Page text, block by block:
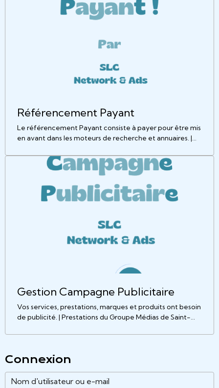
Référencement Payant
Le référencement Payant consiste à payer pour être mis
en avant dans les moteurs de recherche et annuaires. |
Gestion Campagne Publicitaire
Vos services, prestations, marques et produits ont besoin
de publicité. | Prestations du Groupe Médias de Saint-
Connexion